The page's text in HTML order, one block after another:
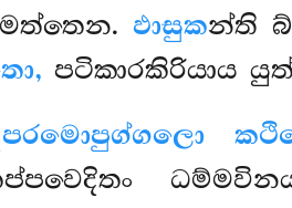
ඵාසුකන්ති
පටිකාරකිරියාය
පුග්ගලො